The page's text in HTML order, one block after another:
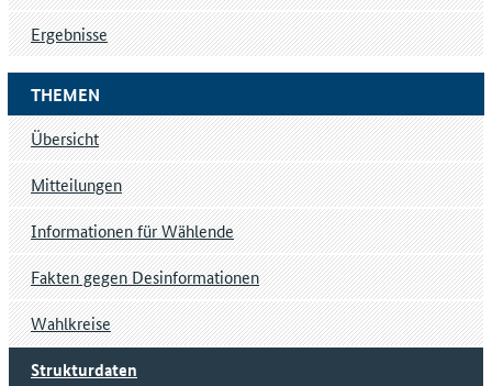
THEMEN
Übersicht
Mitteilungen
Informationen für Wählende
Fakten gegen Desinformationen
Wahlkreise
Strukturdaten
Ergebnisse